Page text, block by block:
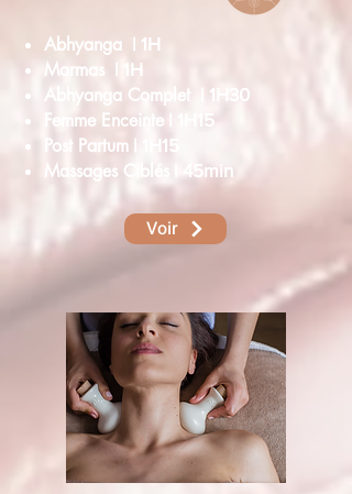
Abhyanga | 1H
Marmas | 1H
Abhyanga Complet | 1H30
Femme Enceinte | 1H15
Post Partum | 1H15
Massages Ciblés | 45min
Voir